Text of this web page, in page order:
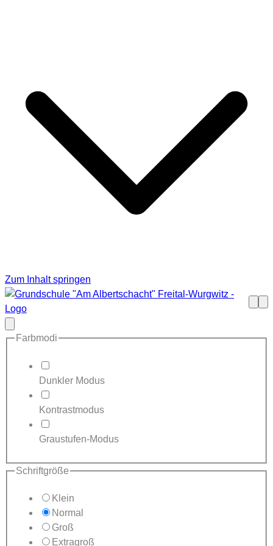
Zum Inhalt springen
schließen
Farbmodi
Dunkler Modus
Kontrastmodus
Graustufen-Modus
Schriftgröße
Klein
Normal
Groß
Extragroß